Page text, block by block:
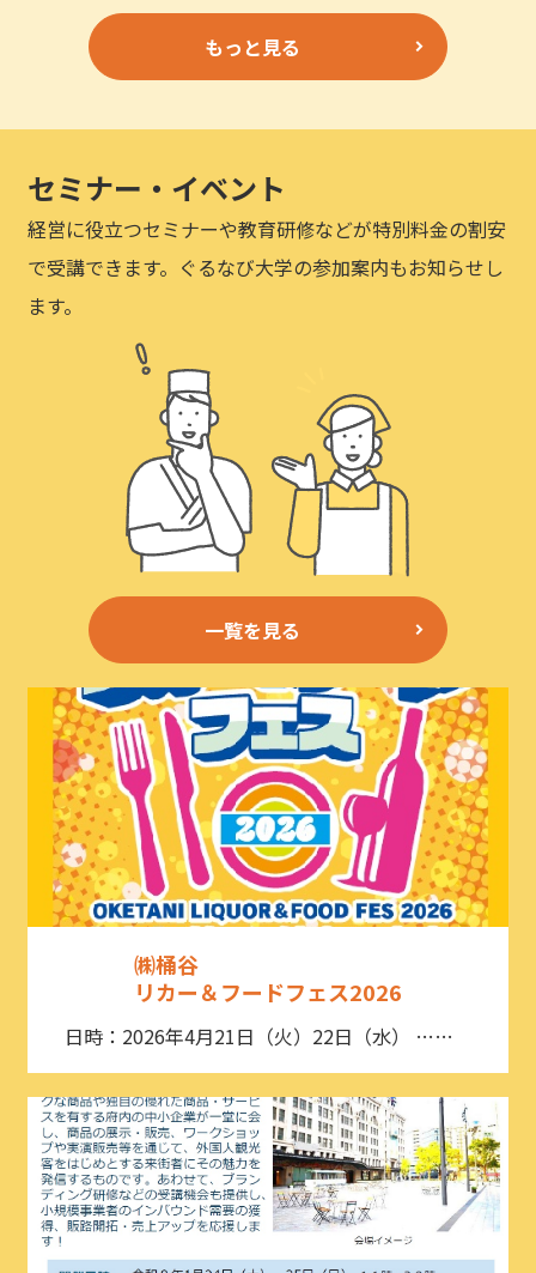
もっと見る
セミナー・イベント
経営に役立つセミナーや教育研修などが特別料金の割安
で受講できます。ぐるなび大学の参加案内もお知らせし
ます。
一覧を見る
㈱桶谷
リカー＆フードフェス2026
日時：2026年4月21日（火）22日（水） ……